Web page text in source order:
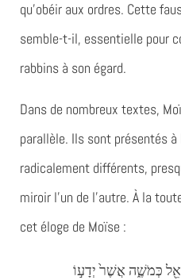
qu’obéir aux ordres. Cette
semble-t-il, essentielle pour
rabbins à son égard.
Dans de nombreux textes,
parallèle. Ils sont présentés
radicalement différents,
miroir l’un de l’autre. À la
cet éloge de Moïse :
כְּמֹשֶׁ֑ה אֲשֶׁר֙ יְדָע֣וֹ